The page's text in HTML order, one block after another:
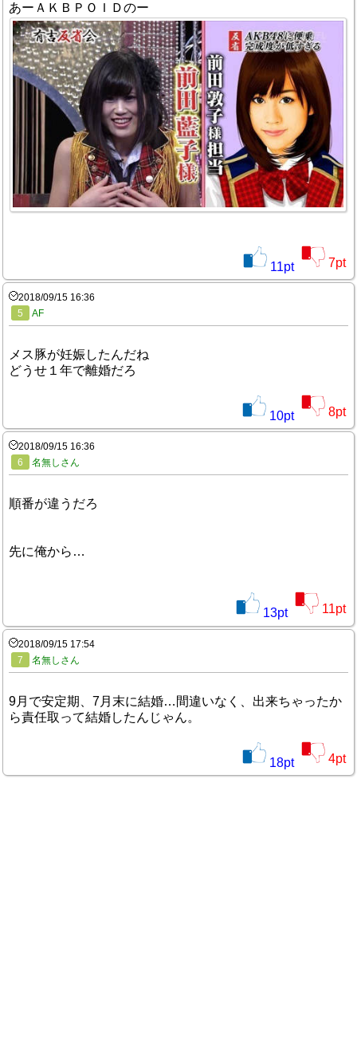
あーＡＫＢＰＯＩＤのー
11pt 7pt
2018/09/15 16:36
5
AF
メス豚が妊娠したんだね
どうせ１年で離婚だろ
10pt 8pt
2018/09/15 16:36
6
名無しさん
順番が違うだろ
先に俺から…
13pt 11pt
2018/09/15 17:54
7
名無しさん
9月で安定期、7月末に結婚…間違いなく、出来ちゃったか
ら責任取って結婚したんじゃん。
18pt 4pt